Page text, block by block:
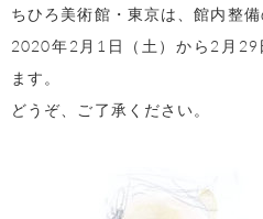
ちひろ美術館・東京は、館内整備
2020年2月1日（土）から2月29
ます。
どうぞ、ご了承ください。